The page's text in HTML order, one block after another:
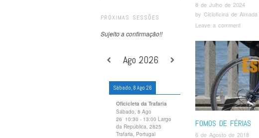
8 de Julho de 2024
by Cicloficina de Almada
Leave a comment
FOMOS DE FÉRIAS
6 de Agosto de 2018
PRÓXIMAS SESSÕES
Sujeito a confirmação!!
Ago 2026
Sábado, 8 Ago 26
Oficicleta da Trafaria
Sábado, 8 Ago
26 10:30 - 13:00 Largo
da República, 2825
Trafaria, Portugal